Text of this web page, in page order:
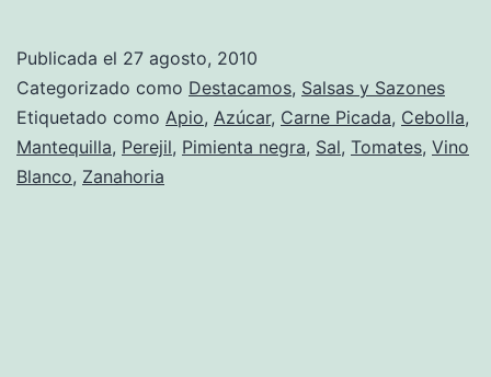
Boloñesa
Publicada el 27 agosto, 2010
Categorizado como Destacamos, Salsas y Sazones
Etiquetado como Apio, Azúcar, Carne Picada, Cebolla,
Mantequilla, Perejil, Pimienta negra, Sal, Tomates, Vino
Blanco, Zanahoria